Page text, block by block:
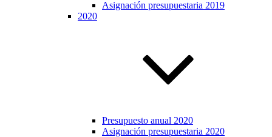
Asignación presupuestaria 2019
2020
Presupuesto anual 2020
Asignación presupuestaria 2020